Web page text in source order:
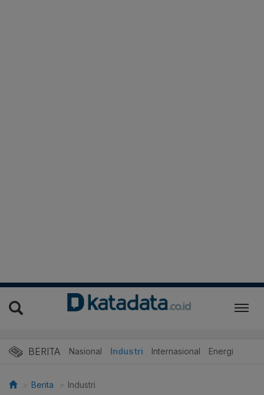
BERITA Nasional Industri Internasional Energi
Berita Industri